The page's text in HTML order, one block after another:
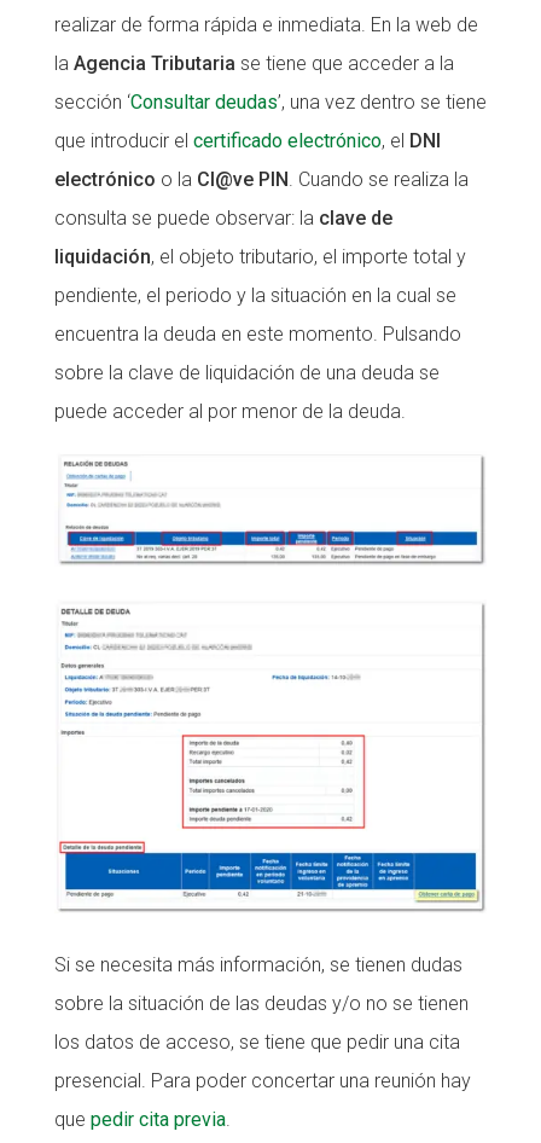
realizar de forma rápida e inmediata. En la web de
la Agencia Tributaria se tiene que acceder a la
sección ‘Consultar deudas’, una vez dentro se tiene
que introducir el certificado electrónico, el DNI
electrónico o la Cl@ve PIN. Cuando se realiza la
consulta se puede observar: la clave de
liquidación, el objeto tributario, el importe total y
pendiente, el periodo y la situación en la cual se
encuentra la deuda en este momento. Pulsando
sobre la clave de liquidación de una deuda se
puede acceder al por menor de la deuda.
Si se necesita más información, se tienen dudas
sobre la situación de las deudas y/o no se tienen
los datos de acceso, se tiene que pedir una cita
presencial. Para poder concertar una reunión hay
que pedir cita previa.